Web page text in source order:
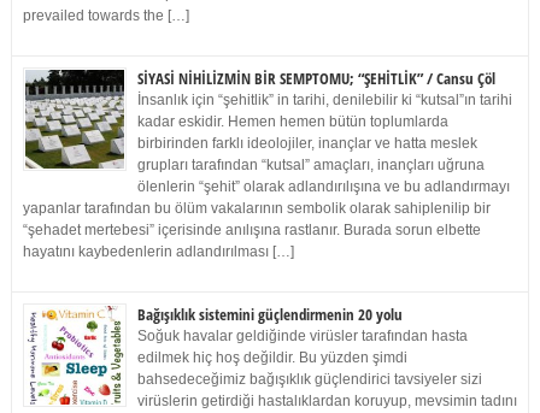
prevailed towards the […]
SİYASİ NİHİLİZMİN BİR SEMPTOMU; “ŞEHİTLİK” / Cansu Çöl
İnsanlık için “şehitlik” in tarihi, denilebilir ki “kutsal”ın tarihi
kadar eskidir. Hemen hemen bütün toplumlarda
birbirinden farklı ideolojiler, inançlar ve hatta meslek
grupları tarafından “kutsal” amaçları, inançları uğruna
ölenlerin “şehit” olarak adlandırılışına ve bu adlandırmayı
yapanlar tarafından bu ölüm vakalarının sembolik olarak sahiplenilip bir
“şehadet mertebesi” içerisinde anılışına rastlanır. Burada sorun elbette
hayatını kaybedenlerin adlandırılması […]
Bağışıklık sistemini güçlendirmenin 20 yolu
Soğuk havalar geldiğinde virüsler tarafından hasta
edilmek hiç hoş değildir. Bu yüzden şimdi
bahsedeceğimiz bağışıklık güçlendirici tavsiyeler sizi
virüslerin getirdiği hastalıklardan koruyup, mevsimin tadını